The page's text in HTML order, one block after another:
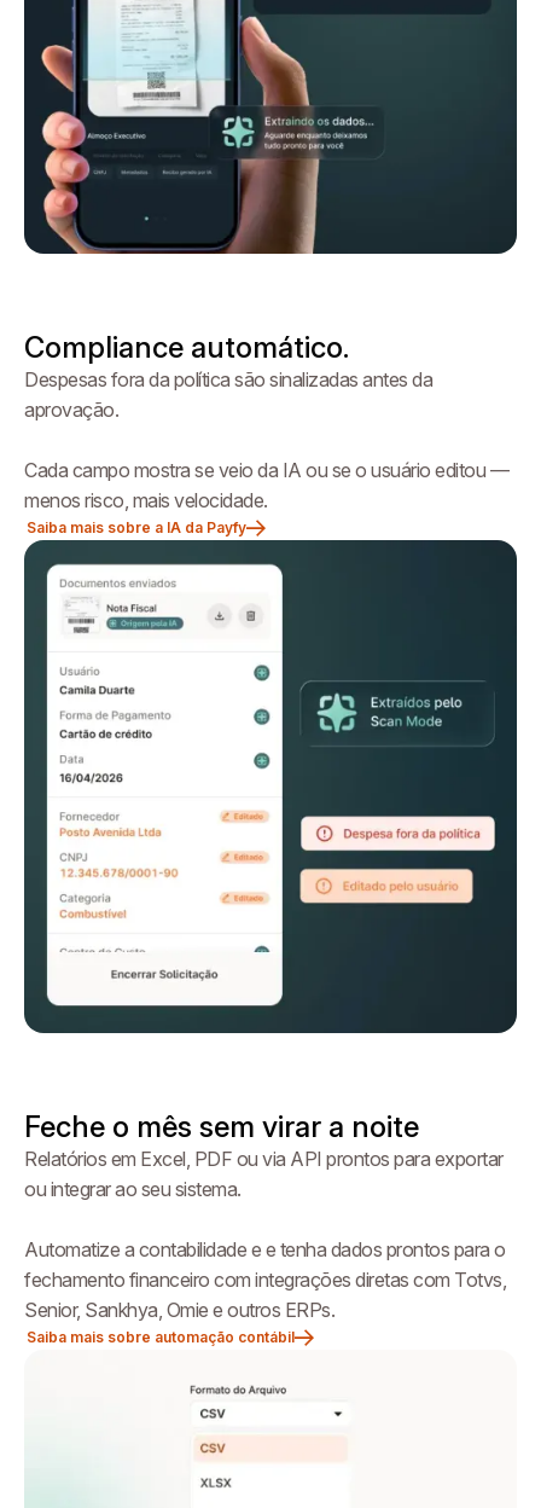
Compliance automático.
Despesas fora da política são sinalizadas antes da
aprovação.
Cada campo mostra se veio da IA ou se o usuário editou —
menos risco, mais velocidade.
Saiba mais sobre a IA da Payfy
Feche o mês sem virar a noite
Relatórios em Excel, PDF ou via API prontos para exportar
ou integrar ao seu sistema.
Automatize a contabilidade e e tenha dados prontos para o
fechamento financeiro com integrações diretas com Totvs,
Senior, Sankhya, Omie e outros ERPs.
Saiba mais sobre automação contábil